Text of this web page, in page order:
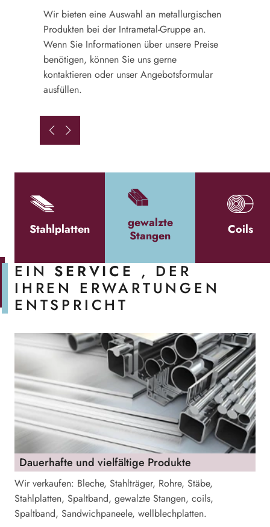
Wir bieten eine Auswahl an metallurgischen
Produkten bei der Intrametal-Gruppe an.
Wenn Sie Informationen über unsere Preise
benötigen, können Sie uns gerne
kontaktieren oder unser Angebotsformular
ausfüllen.
Stahlplatten
gewalzte
Stangen
Coils
EIN SERVICE , DER
IHREN ERWARTUNGEN
ENTSPRICHT
Dauerhafte und vielfältige Produkte
Wir verkaufen: Bleche, Stahlträger, Rohre, Stäbe,
Stahlplatten, Spaltband, gewalzte Stangen, coils,
Spaltband, Sandwichpaneele, wellblechplatten.